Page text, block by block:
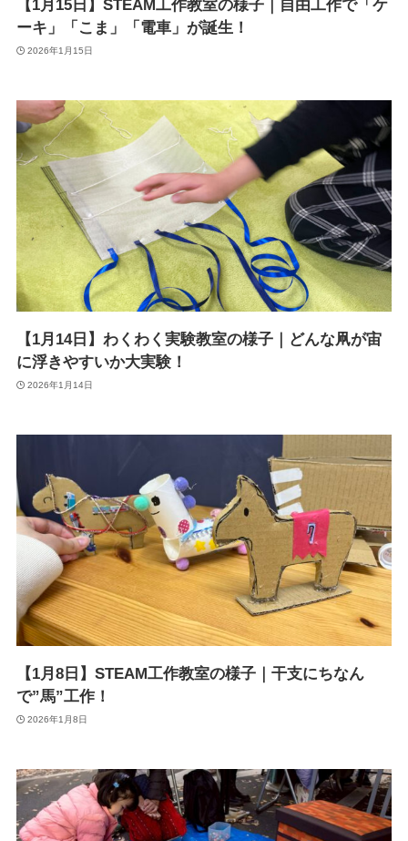
【1月15日】STEAM工作教室の様子｜自由工作で「ケ
ーキ」「こま」「電車」が誕生！
2026年1月15日
【1月14日】わくわく実験教室の様子｜どんな凧が宙
に浮きやすいか大実験！
2026年1月14日
【1月8日】STEAM工作教室の様子｜干支にちなん
で”馬”工作！
2026年1月8日